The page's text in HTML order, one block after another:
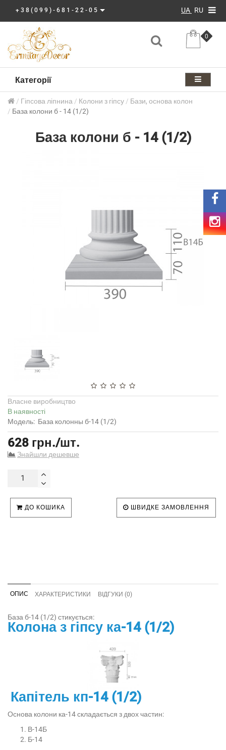
+38(099)-681-22-05 UA RU
0
Категорії
Гіпсова ліпнина Колони з гіпсу
Бази, основа колон
База колони б - 14 (1/2)
База колони б - 14 (1/2)
Власне виробництво
В наявності
Модель: База колонны б-14 (1/2)
628 грн./шт.
Знайшли дешевше
ДО КОШИКА ШВИДКЕ ЗАМОВЛЕННЯ
ОПИС ХАРАКТЕРИСТИКИ ВІДГУКИ (0)
База б-14 (1/2) стикується:
Колона з гіпсу ка-14 (1/2)
Капітель кп-14 (1/2)
Основа колони ка-14 складається з двох частин:
В-14Б
Б-14